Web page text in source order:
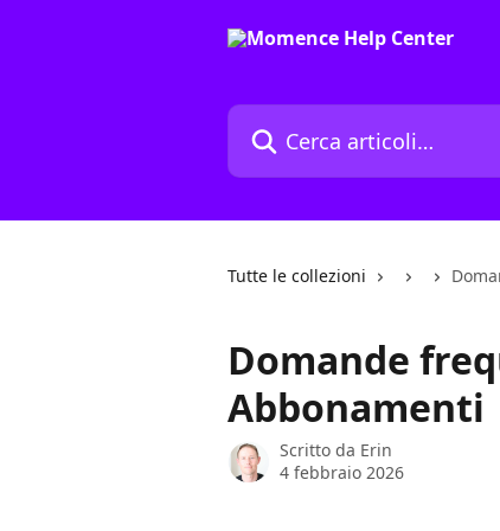
Cerca articoli…
Tutte le collezioni
Domande
Abbonamenti
Scritto da Erin
4 febbraio 2026